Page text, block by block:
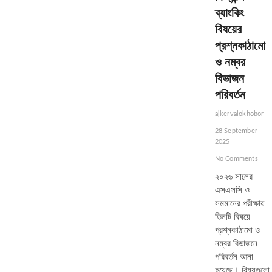
ব্যাংকিং
বিষয়ের
প্রশ্নকাঠামো
ও নম্বর
বিভাজন
পরিবর্তন
ajkervalokhobor
28 September
2025
No Comments
২০২৬ সালের
এসএসসি ও
সমমানের পরীক্ষায়
তিনটি বিষয়ে
প্রশ্নকাঠামো ও
নম্বর বিভাজনে
পরিবর্তন আনা